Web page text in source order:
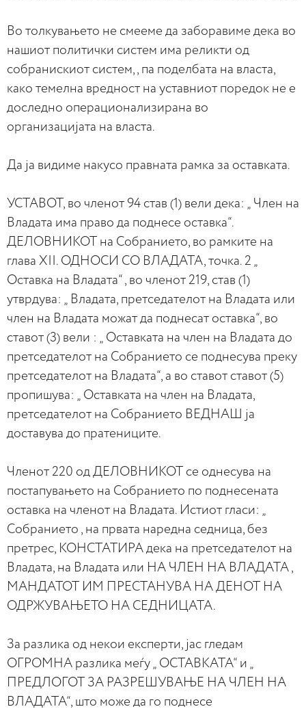
Во толкувањето не смееме да заборавиме дека во
нашиот политички систем има реликти од
собранискиот систем, , па поделбата на власта,
како темелна вредност на уставниот поредок не е
доследно операционализирана во
организацијата на власта.
Да ја видиме накусо правната рамка за оставката.
УСТАВОТ, во членот 94 став (1) вели дека: „ Член на
Владата има право да поднесе оставка“.
ДЕЛОВНИКОТ на Собранието, во рамките на
глава XII. ОДНОСИ СО ВЛАДАТА, точка. 2 „
Оставка на Владата“ , во членот 219, став (1)
утврдува: „ Владата, претседателот на Владата или
член на Владата можат да поднесат оставка“, во
ставот (3) вели : „ Оставката на член на Владата до
претседателот на Собранието се поднесува преку
претседателот на Владата“, а во ставот ставот (5)
пропишува: „ Оставката на член на Владата,
претседателот на Собранието ВЕДНАШ ја
доставува до пратениците.
Членот 220 од ДЕЛОВНИКОТ се однесува на
постапувањето на Собранието по поднесената
оставка на членот на Владата. Истиот гласи: „
Собранието , на првата наредна седница, без
претрес, КОНСТАТИРА дека на претседателот на
Владата, на Владата или НА ЧЛЕН НА ВЛАДАТА ,
МАНДАТОТ ИМ ПРЕСТАНУВА НА ДЕНОТ НА
ОДРЖУВАЊЕТО НА СЕДНИЦАТА.
За разлика од некои експерти, јас гледам
ОГРОМНА разлика меѓу „ ОСТАВКАТА“ и „
ПРЕДЛОГОТ ЗА РАЗРЕШУВАЊЕ НА ЧЛЕН НА
ВЛАДАТА“, што може да го поднесе